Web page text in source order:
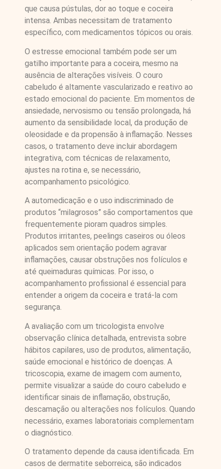
que causa pústulas, dor ao toque e coceira
intensa. Ambas necessitam de tratamento
específico, com medicamentos tópicos ou orais.
O estresse emocional também pode ser um
gatilho importante para a coceira, mesmo na
ausência de alterações visíveis. O couro
cabeludo é altamente vascularizado e reativo ao
estado emocional do paciente. Em momentos de
ansiedade, nervosismo ou tensão prolongada, há
aumento da sensibilidade local, da produção de
oleosidade e da propensão à inflamação. Nesses
casos, o tratamento deve incluir abordagem
integrativa, com técnicas de relaxamento,
ajustes na rotina e, se necessário,
acompanhamento psicológico.
A automedicação e o uso indiscriminado de
produtos “milagrosos” são comportamentos que
frequentemente pioram quadros simples.
Produtos irritantes, peelings caseiros ou óleos
aplicados sem orientação podem agravar
inflamações, causar obstruções nos folículos e
até queimaduras químicas. Por isso, o
acompanhamento profissional é essencial para
entender a origem da coceira e tratá-la com
segurança.
A avaliação com um tricologista envolve
observação clínica detalhada, entrevista sobre
hábitos capilares, uso de produtos, alimentação,
saúde emocional e histórico de doenças. A
tricoscopia, exame de imagem com aumento,
permite visualizar a saúde do couro cabeludo e
identificar sinais de inflamação, obstrução,
descamação ou alterações nos folículos. Quando
necessário, exames laboratoriais complementam
o diagnóstico.
O tratamento depende da causa identificada. Em
casos de dermatite seborreica, são indicados